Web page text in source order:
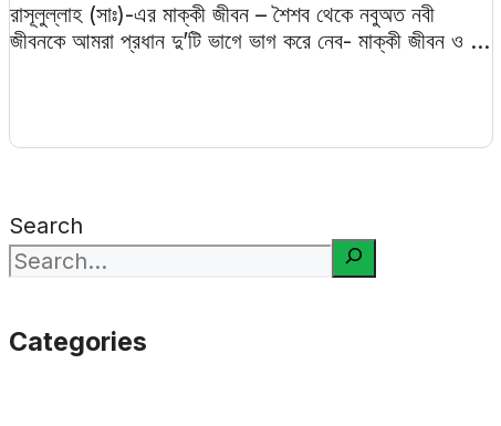
রাসূলুল্লাহ (সাঃ)-এর মাক্কী জীবন – শৈশব থেকে নবুঅত নবী
জীবনকে আমরা প্রধান দু’টি ভাগে ভাগ করে নেব- মাক্কী জীবন ও ...
Search
Categories